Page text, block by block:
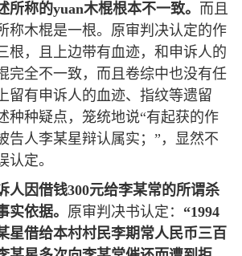
所称的yuan木棍根本不一致。 而且
称木棍是一根。原审判决认定的作
根，且上边带有血迹，和申诉人的
完全不一致，而且卷综中也没有任
留有申诉人的血迹、指纹等遗留
种种疑点，笼统地说“有起获的作
告人李某星辩认属实；”，显然不
认定。
人因借钱300元给李某常的所谓杀
实依据。 原审判决书认定： “1994
星借给本村村民李期常人民币三百